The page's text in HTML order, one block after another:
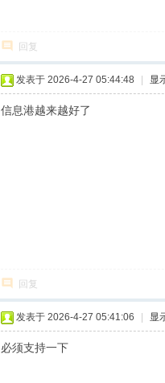
回复
发表于 2026-4-27 05:44:48 显
信息港越来越好了
回复
发表于 2026-4-27 05:41:06 显
必须支持一下